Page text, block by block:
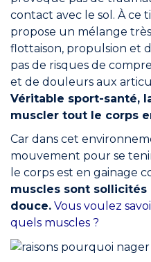
contact avec le sol. À ce
propose un mélange
flottaison, propulsion et
pas de risques de
et de douleurs aux
Véritable sport-santé,
muscler tout le corps
Car dans cet
mouvement pour se
le corps est en gainage
muscles sont
douce. Vous voulez
quels muscles ?